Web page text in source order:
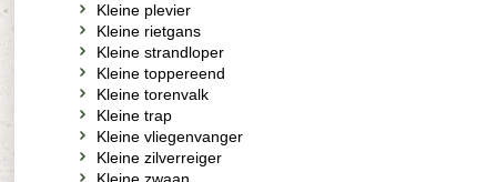
Kleine plevier
Kleine rietgans
Kleine strandloper
Kleine toppereend
Kleine torenvalk
Kleine trap
Kleine vliegenvanger
Kleine zilverreiger